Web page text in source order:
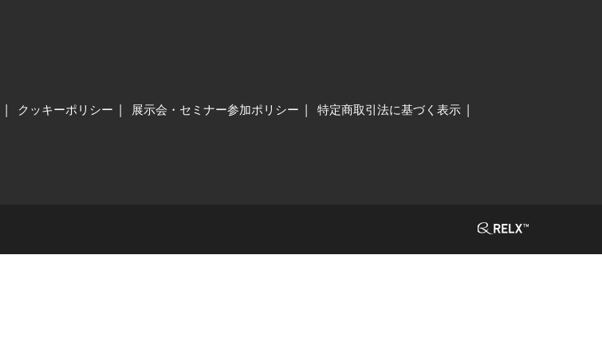
クッキーポリシー 展示会・セミナー参加ポリシー
特定商取引法に基づく表示